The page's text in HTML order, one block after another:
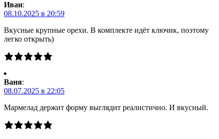
Иван:
08.10.2025 в 20:59
Вкусные крупные орехи. В комплекте идёт ключик, поэтому
легко открыть)
Ваня:
08.07.2025 в 22:05
Мармелад держит форму выглядит реалистично. И вкусный.